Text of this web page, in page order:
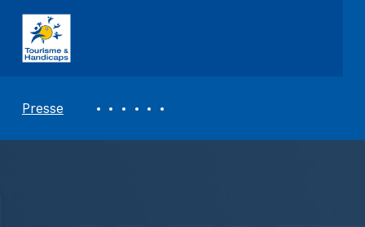
ASSOCIATION TOURISME ET HANDICAPS
Presse